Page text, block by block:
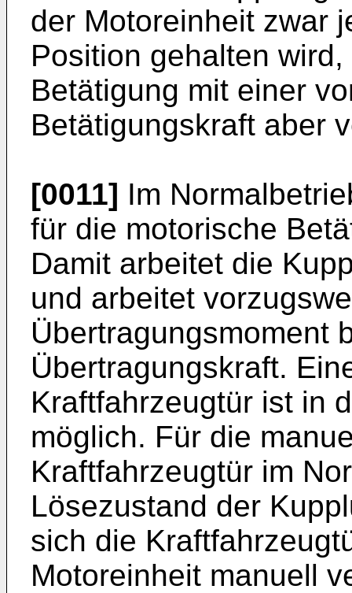
der Motoreinheit zwar
Position gehalten
Betätigung mit einer
Betätigungskraft aber
[0011] Im
für die motorische
Damit arbeitet die
und arbeitet
Übertragungsmoment
Übertragungskraft.
Kraftfahrzeugtür ist in
möglich. Für die
Kraftfahrzeugtür im
Lösezustand der
sich die
Motoreinheit manuell